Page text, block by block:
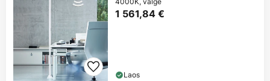
1 561,84 €
Laos